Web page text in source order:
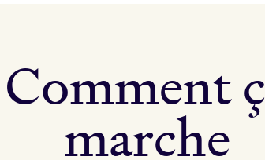
Commentç
marche